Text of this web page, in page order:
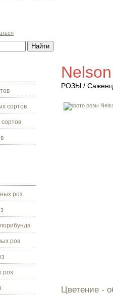
сортов
роз
роз
роз
РОЗЫ /
Цветение -